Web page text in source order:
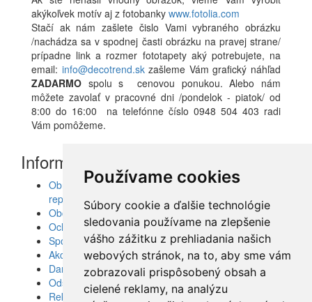
Používame cookies
Súbory cookie a ďalšie technológie
sledovania používame na zlepšenie
vášho zážitku z prehliadania našich
webových stránok, na to, aby sme vám
zobrazovali prispôsobený obsah a
cielené reklamy, na analýzu
akýkoľvek motív aj z fotobanky www.fotolia.com
Stačí ak nám zašlete čislo Vami vybraného obrázku
/nachádza sa v spodnej časti obrázku na pravej strane/
prípadne link a rozmer fototapety aký potrebujete, na
email: info@decotrend.skzašleme Vám grafický náhľad
ZADARMO spolu s cenovou ponukou. Alebo nám
môžete zavolať v pracovné dni /pondelok - piatok/ od
8:00 do 16:00 na telefónne číslo 0948 504 403 radi
Vám pomôžeme.
Informácie
Obrazy, nálepky, fototapety, šablóny, dekorácie,
reprodukcie
Obchodné podmienky
Ochrana osobných údajov
Spolupráca
Akcie a Doručenie
Darčekové poukážky
Odstúpenie od zmluvy - vrátenie tovaru
Reklamácia tovaru